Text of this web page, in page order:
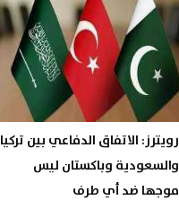
رويترز: الاتفاق الدفاعي بين تركيا
والسعودية وباكستان ليس
موجها ضد أي طرف